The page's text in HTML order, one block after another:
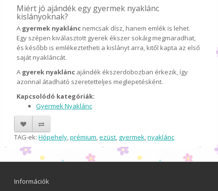
Miért jó ajándék egy gyermek nyaklánc
kislányoknak?
A gyermek nyaklánc nemcsak dísz, hanem emlék is lehet.
Egy szépen kiválasztott gyerek ékszer sokáig megmaradhat,
és később is emlékeztetheti a kislányt arra, kitől kapta az első
saját nyakláncát.
A gyerek nyaklánc ajándék ékszerdobozban érkezik, így
azonnal átadható szeretetteljes meglepetésként.
Kapcsolódó kategóriák:
Gyermek Nyaklánc
TAG-ek:Hópehely,prémium,ezüst, gyermek,nyaklánc
Információk